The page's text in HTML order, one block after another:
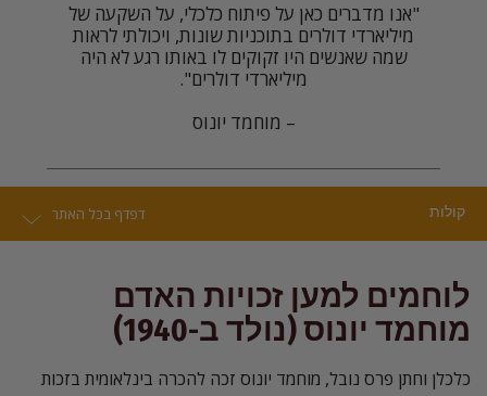
"אנו מדברים כאן על פיתוח כלכלי, על השקעה של
מיליארדי דולרים בתוכניות שונות, ויכולתי לראות
שמה שאנשים היו זקוקים לו באותו רגע לא היה
מיליארדי דולרים".
– מוחמד יונוס
קולות דפדף בכל האתר
לוחמים למען זכויות האדם
מוחמד יונוס (נולד ב-1940)
כלכלן וחתן פרס נובל, מוחמד יונוס זכה להכרה בינלאומית בזכות